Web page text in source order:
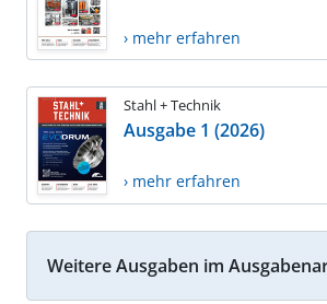
› mehr erfahren
Stahl + Technik
Ausgabe 1 (2026)
› mehr erfahren
Weitere Ausgaben im